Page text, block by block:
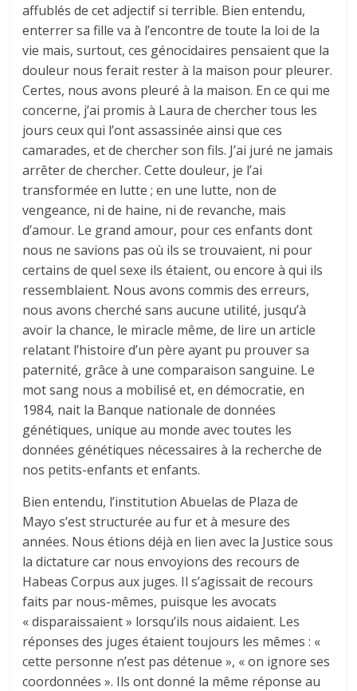
affublés de cet adjectif si terrible. Bien entendu,
enterrer sa fille va à l’encontre de toute la loi de la
vie mais, surtout, ces génocidaires pensaient que la
douleur nous ferait rester à la maison pour pleurer.
Certes, nous avons pleuré à la maison. En ce qui me
concerne, j’ai promis à Laura de chercher tous les
jours ceux qui l’ont assassinée ainsi que ces
camarades, et de chercher son fils. J’ai juré ne jamais
arrêter de chercher. Cette douleur, je l’ai
transformée en lutte ; en une lutte, non de
vengeance, ni de haine, ni de revanche, mais
d’amour. Le grand amour, pour ces enfants dont
nous ne savions pas où ils se trouvaient, ni pour
certains de quel sexe ils étaient, ou encore à qui ils
ressemblaient. Nous avons commis des erreurs,
nous avons cherché sans aucune utilité, jusqu’à
avoir la chance, le miracle même, de lire un article
relatant l’histoire d’un père ayant pu prouver sa
paternité, grâce à une comparaison sanguine. Le
mot sang nous a mobilisé et, en démocratie, en
1984, nait la Banque nationale de données
génétiques, unique au monde avec toutes les
données génétiques nécessaires à la recherche de
nos petits-enfants et enfants.
Bien entendu, l’institution Abuelas de Plaza de
Mayo s’est structurée au fur et à mesure des
années. Nous étions déjà en lien avec la Justice sous
la dictature car nous envoyions des recours de
Habeas Corpus aux juges. Il s’agissait de recours
faits par nous-mêmes, puisque les avocats
« disparaissaient » lorsqu’ils nous aidaient. Les
réponses des juges étaient toujours les mêmes : «
cette personne n’est pas détenue », « on ignore ses
coordonnées ». Ils ont donné la même réponse au